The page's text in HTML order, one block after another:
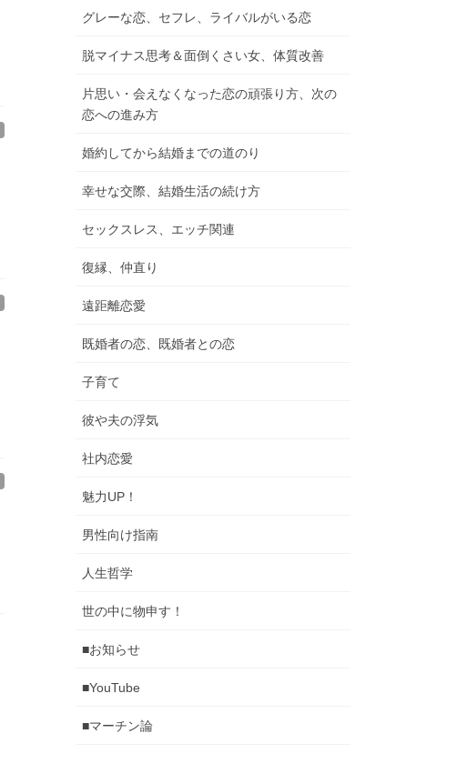
グレーな恋、セフレ、ライバルがいる恋
脱マイナス思考＆面倒くさい女、体質改善
片思い・会えなくなった恋の頑張り方、次の
恋への進み方
婚約してから結婚までの道のり
幸せな交際、結婚生活の続け方
セックスレス、エッチ関連
復縁、仲直り
遠距離恋愛
既婚者の恋、既婚者との恋
子育て
彼や夫の浮気
社内恋愛
魅力UP！
男性向け指南
人生哲学
世の中に物申す！
■お知らせ
■YouTube
■マーチン論